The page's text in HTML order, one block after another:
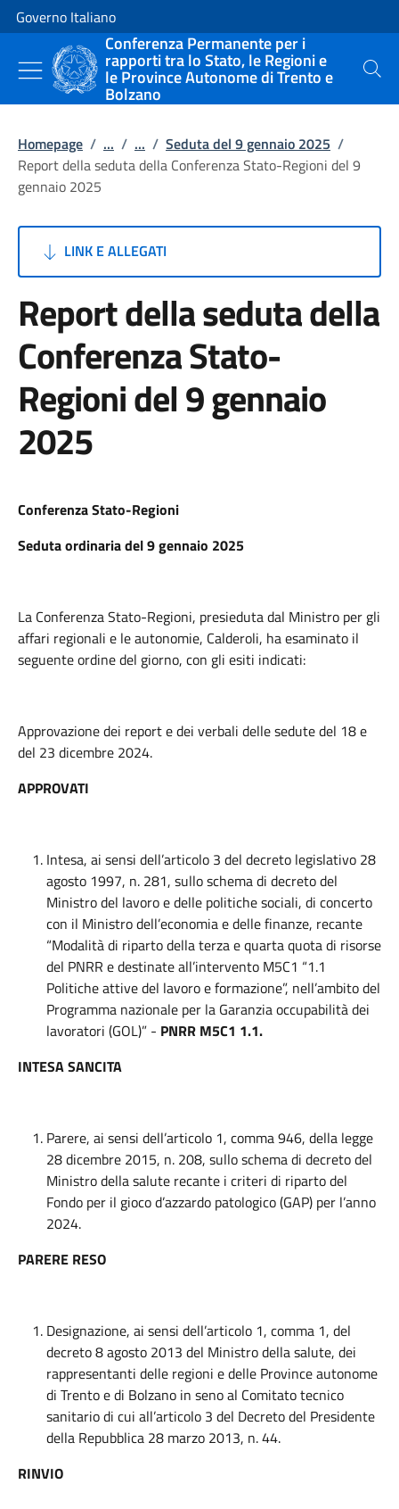
Vai al contenuto
Vai alla navigazione del sito
Governo Italiano
Conferenza Permanente per i
rapporti tra lo Stato, le Regioni e
le Province Autonome di Trento e
Bolzano
Cerca
Homepage / ... / ... / Seduta del 9 gennaio 2025 /
Report della seduta della Conferenza Stato-Regioni del 9
gennaio 2025
LINK E ALLEGATI
Report della seduta della
Conferenza Stato-
Regioni del 9 gennaio
2025
Conferenza Stato-Regioni
Seduta ordinaria del 9 gennaio 2025
La Conferenza Stato-Regioni, presieduta dal Ministro per gli
affari regionali e le autonomie, Calderoli, ha esaminato il
seguente ordine del giorno, con gli esiti indicati:
Approvazione dei report e dei verbali delle sedute del 18 e
del 23 dicembre 2024.
APPROVATI
Intesa, ai sensi dell’articolo 3 del decreto legislativo 28
agosto 1997, n. 281, sullo schema di decreto del
Ministro del lavoro e delle politiche sociali, di concerto
con il Ministro dell’economia e delle finanze, recante
“Modalità di riparto della terza e quarta quota di risorse
del PNRR e destinate all’intervento M5C1 “1.1
Politiche attive del lavoro e formazione”, nell’ambito del
Programma nazionale per la Garanzia occupabilità dei
lavoratori (GOL)” - PNRR M5C1 1.1.
INTESA SANCITA
Parere, ai sensi dell’articolo 1, comma 946, della legge
28 dicembre 2015, n. 208, sullo schema di decreto del
Ministro della salute recante i criteri di riparto del
Fondo per il gioco d’azzardo patologico (GAP) per l’anno
2024.
PARERE RESO
Designazione, ai sensi dell’articolo 1, comma 1, del
decreto 8 agosto 2013 del Ministro della salute, dei
rappresentanti delle regioni e delle Province autonome
di Trento e di Bolzano in seno al Comitato tecnico
sanitario di cui all’articolo 3 del Decreto del Presidente
della Repubblica 28 marzo 2013, n. 44.
RINVIO